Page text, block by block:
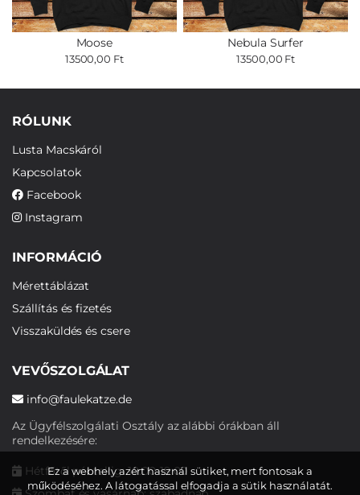
Moose
13500,00 Ft
Nebula Surfer
13500,00 Ft
RÓLUNK
Lusta Macskáról
Kapcsolatok
Facebook
Instagram
INFORMÁCIÓ
Mérettáblázat
Szállítás és fizetés
Visszaküldés és csere
VEVŐSZOLGÁLAT
info@faulekatze.de
Az Ügyfélszolgálati Osztály az alábbi órákban áll
rendelkezésére:
Hétfőtől péntekig: 10:00-19:00
Ez a webhely azért használ sütiket, mert fontosak a
működéséhez. A látogatással elfogadja a sütik használatát.